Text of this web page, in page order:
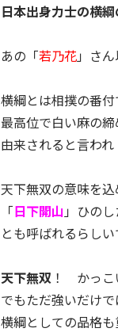
日本出身力士の横
あの「若乃花」さ
横綱とは相撲の番付
最高位で白い麻の
由来されると言われ
天下無双の意味を込
「日下開山 」ひの
とも呼ばれるらし
天下無双 ！ かっこ
でもただ強いだけで
横綱としての品格